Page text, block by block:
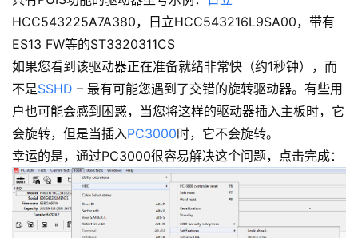
HCC543225A7A380，日立HCC543216L9SA00，带有
ES13 FW等的ST3320311CS
如果您看到该驱动器正在准备就绪非常快（约1秒钟），而
不是SSHD – 最有可能您遇到了交错的旋转驱动器。有些用
户也可能会感到困惑，当您将这样的驱动器插入主板时，它
会旋转，但是当插入PC3000时，它不会旋转。
幸运的是，通过PC3000很容易解决这个问题，点击完成：